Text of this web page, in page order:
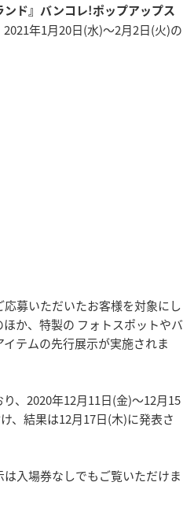
ンド』バンコレ!ポップアップス
年1月20日(水)〜2月2日(火)の
募いただいたお客様を対象にし
か、特製の フォトスポットやバ
テムの先行展示が実施されま
、2020年12月11日(金)〜12月15
、結果は12月17日(木)に発表さ
入場券なしでもご覧いただけま